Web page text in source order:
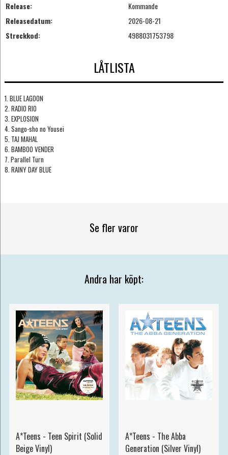
Release:
Kommande
Releasedatum:
2026-08-21
Streckkod:
4988031753798
LÅTLISTA
1. BLUE LAGOON
2. RADIO RIO
3. EXPLOSION
4. Sango-sho no Yousei
5. TAJ MAHAL
6. BAMBOO VENDER
7. Parallel Turn
8. RAINY DAY BLUE
Se fler varor
Andra har köpt:
A*Teens - Teen Spirit (Solid
Beige Vinyl)
A*Teens - The Abba
Generation (Silver Vinyl)